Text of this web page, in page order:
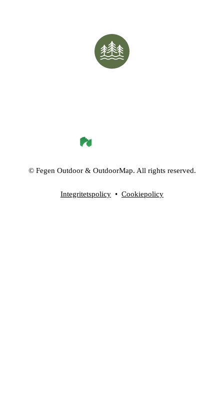
© Fegen Outdoor& OutdoorMap. All rights reserved.
Integritetspolicy • Cookiepolicy